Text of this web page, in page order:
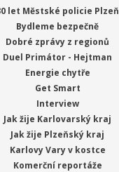
let Městské policie Plzeň
Bydleme bezpečně
Dobré zprávy z regionů
Duel Primátor - Hejtman
Energie chytře
Get Smart
Interview
Jak žije Karlovarský kraj
Jak žije Plzeňský kraj
Karlovy Vary v kostce
Komerční reportáže